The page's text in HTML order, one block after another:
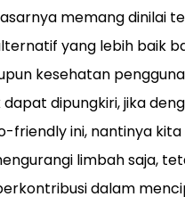
memang dinilai
yang lebih baik
kesehatan
dipungkiri, jika
friendly ini, nantinya
limbah saja,
dalam